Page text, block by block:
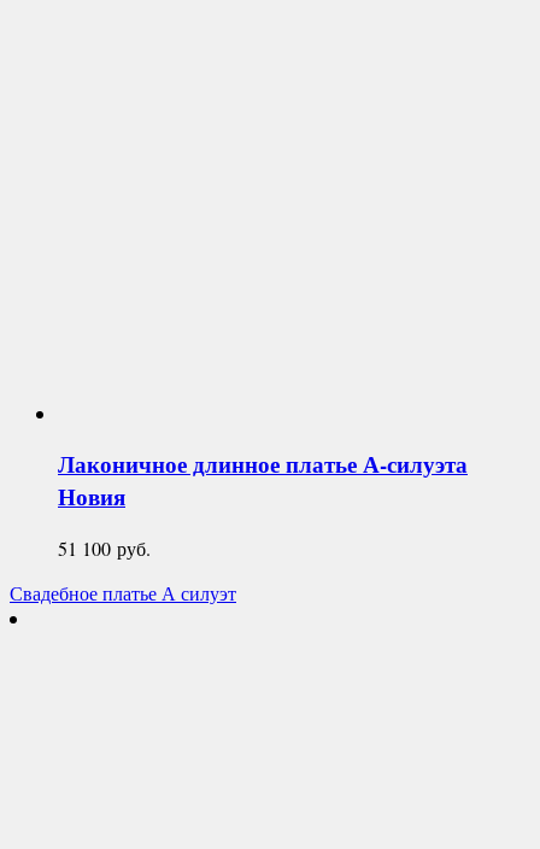
Лаконичное длинное платье А-силуэта
Новия
51 100 руб.
Свадебное платье А силуэт